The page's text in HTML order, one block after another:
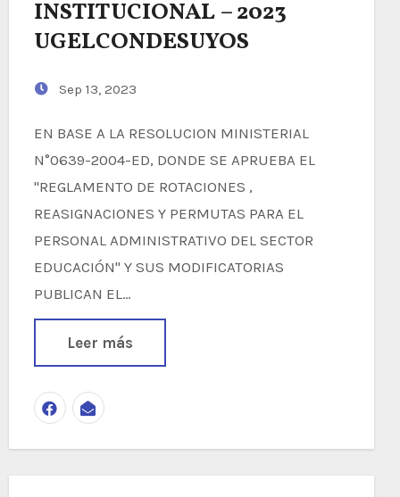
INSTITUCIONAL – 2023
UGELCONDESUYOS
Sep 13, 2023
EN BASE A LA RESOLUCION MINISTERIAL
N°0639-2004-ED, DONDE SE APRUEBA EL
"REGLAMENTO DE ROTACIONES ,
REASIGNACIONES Y PERMUTAS PARA EL
PERSONAL ADMINISTRATIVO DEL SECTOR
EDUCACIÓN" Y SUS MODIFICATORIAS
PUBLICAN EL…
Leer más